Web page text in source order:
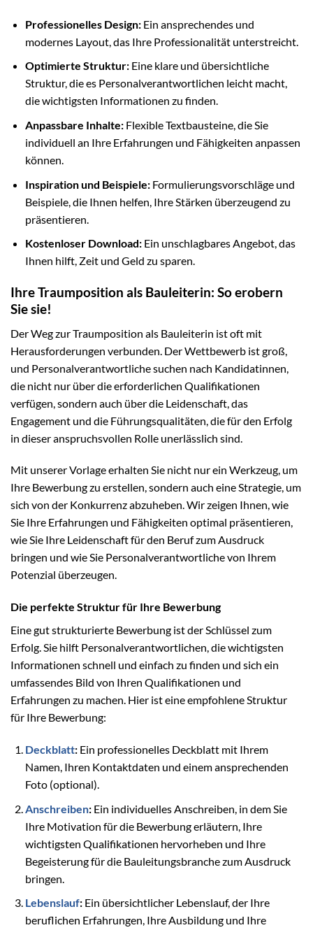
Professionelles Design:Ein ansprechendes und
modernes Layout, das Ihre Professionalität unterstreicht.
Optimierte Struktur:Eine klare und übersichtliche
Struktur, die es Personalverantwortlichen leicht macht,
die wichtigsten Informationen zu finden.
Anpassbare Inhalte:Flexible Textbausteine, die Sie
individuell an Ihre Erfahrungen und Fähigkeiten anpassen
können.
Inspiration und Beispiele:Formulierungsvorschläge und
Beispiele, die Ihnen helfen, Ihre Stärken überzeugend zu
präsentieren.
Kostenloser Download:Ein unschlagbares Angebot, das
Ihnen hilft, Zeit und Geld zu sparen.
Ihre Traumposition als Bauleiterin: So erobern
Sie sie!
Der Weg zur Traumposition als Bauleiterin ist oft mit
Herausforderungen verbunden. Der Wettbewerb ist groß,
und Personalverantwortliche suchen nach Kandidatinnen,
die nicht nur über die erforderlichen Qualifikationen
verfügen, sondern auch über die Leidenschaft, das
Engagement und die Führungsqualitäten, die für den Erfolg
in dieser anspruchsvollen Rolle unerlässlich sind.
Mit unserer Vorlage erhalten Sie nicht nur ein Werkzeug, um
Ihre Bewerbung zu erstellen, sondern auch eine Strategie, um
sich von der Konkurrenz abzuheben. Wir zeigen Ihnen, wie
Sie Ihre Erfahrungen und Fähigkeiten optimal präsentieren,
wie Sie Ihre Leidenschaft für den Beruf zum Ausdruck
bringen und wie Sie Personalverantwortliche von Ihrem
Potenzial überzeugen.
Die perfekte Struktur für Ihre Bewerbung
Eine gut strukturierte Bewerbung ist der Schlüssel zum
Erfolg. Sie hilft Personalverantwortlichen, die wichtigsten
Informationen schnell und einfach zu finden und sich ein
umfassendes Bild von Ihren Qualifikationen und
Erfahrungen zu machen. Hier ist eine empfohlene Struktur
für Ihre Bewerbung:
Deckblatt:Ein professionelles Deckblatt mit Ihrem
Namen, Ihren Kontaktdaten und einem ansprechenden
Foto (optional).
Anschreiben:Ein individuelles Anschreiben, in dem Sie
Ihre Motivation für die Bewerbung erläutern, Ihre
wichtigsten Qualifikationen hervorheben und Ihre
Begeisterung für die Bauleitungsbranche zum Ausdruck
bringen.
Lebenslauf:Ein übersichtlicher Lebenslauf, der Ihre
beruflichen Erfahrungen, Ihre Ausbildung und Ihre